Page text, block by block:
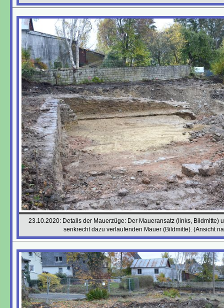
23.10.2020: Details der Mauerzüge: Der Maueransatz (links, Bildmitte)
senkrecht dazu verlaufenden Mauer (Bildmitte). (Ansicht